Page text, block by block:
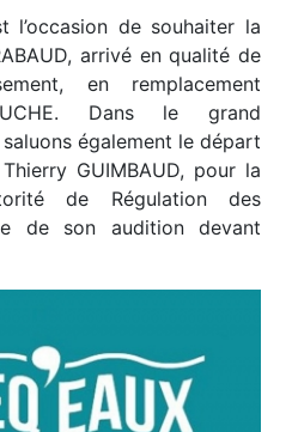
l’occasion de souhaiter la
arrivé en qualité de
en remplacement
Dans le grand
également le départ
GUIMBAUD, pour la
de Régulation des
de son audition devant